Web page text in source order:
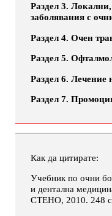
Раздел 3.
заболявания с
Раздел 4. Очен
Раздел 5.
Раздел 6. Лечение
Раздел 7.
Как да цитирате:
Учебник по очни
и дентална
СТЕНО, 2010. 248